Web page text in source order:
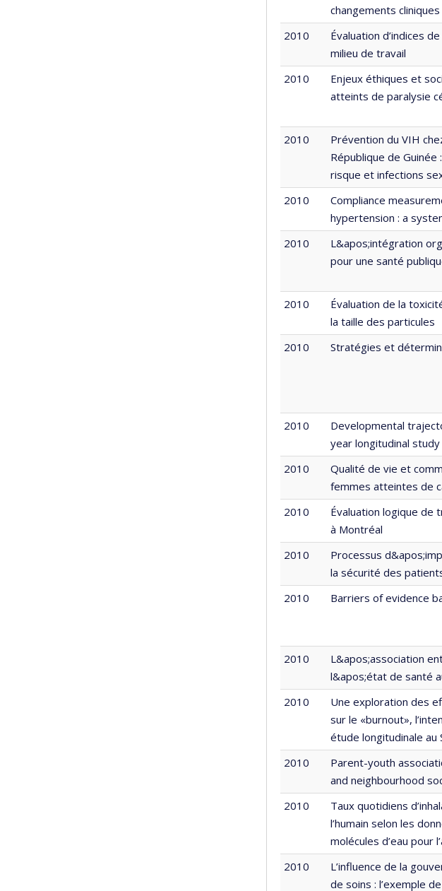
changements
2010
Évaluation d’indices
milieu de travail
2010
Enjeux éthiques et
atteints de paralysie
2010
Prévention du VIH
République de
risque et infections
2010
Compliance
hypertension : a
2010
L&apos;intégration
pour une santé
2010
Évaluation de la
la taille des particules
2010
Stratégies et
2010
Developmental
year longitudinal study
2010
Qualité de vie et
femmes atteintes de
2010
Évaluation logique de
à Montréal
2010
Processus
la sécurité des
2010
Barriers of evidence
2010
L&apos;association
l&apos;état de santé
2010
Une exploration des
sur le «burnout»,
étude longitudinale au
2010
Parent-youth
and neighbourhood
2010
Taux quotidiens
l’humain selon les
molécules d’eau pour
2010
L’influence de la
de soins : l’exemple